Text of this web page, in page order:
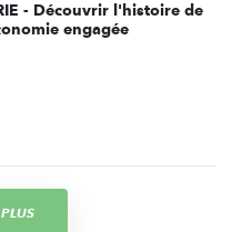
- Découvrir l'histoire de
engagée